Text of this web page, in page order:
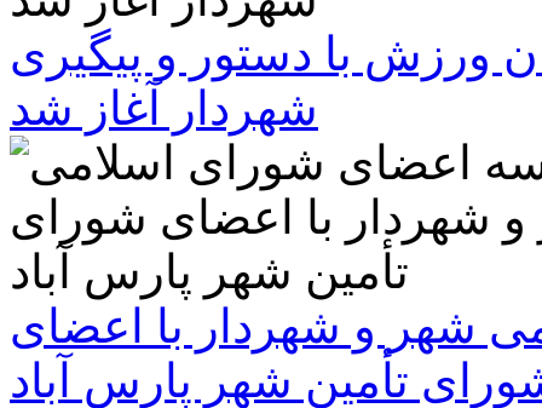
ورزش با دستور و پیگیری
شهردار آغاز شد
شهر و شهردار با اعضای
تأمین شهر پارس آباد